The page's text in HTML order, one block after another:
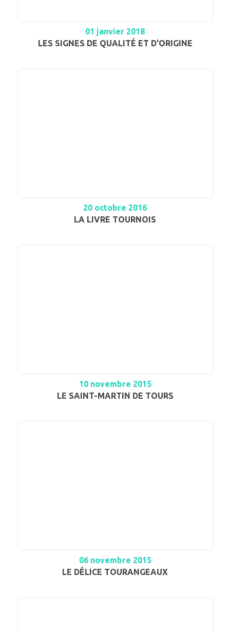
01 janvier 2018
LES SIGNES DE QUALITÉ ET D'ORIGINE
20 octobre 2016
LA LIVRE TOURNOIS
10 novembre 2015
LE SAINT-MARTIN DE TOURS
06 novembre 2015
LE DÉLICE TOURANGEAUX